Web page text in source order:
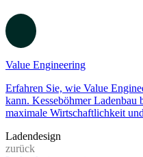
Ladenbau. Erfahren Sie, wie
vereinen. | Kesseböhmer
Value Engineering
Erfahren Sie, wie Value
kann. Kesseböhmer Ladenbau